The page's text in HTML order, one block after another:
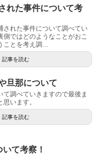
れた事件について考
された事件について調べてい
側ではどのようなことがおこ
とを考え調...
記事を読む
旦那について
て調べていきますので最後ま
います。
記事を読む
て考察！